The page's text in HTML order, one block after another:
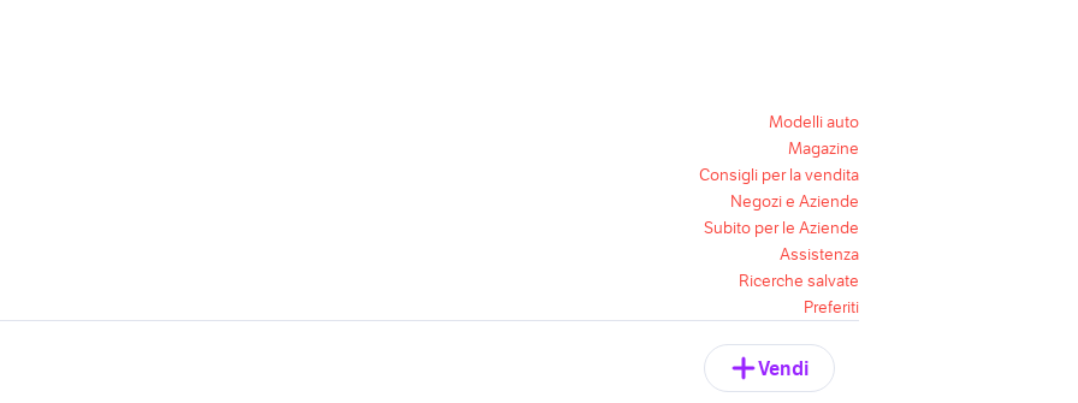
Modelli auto
Magazine
Consigli per la vendita
Negozi e Aziende
Subito per le Aziende
Assistenza
Ricerche salvate
Preferiti
Vendi